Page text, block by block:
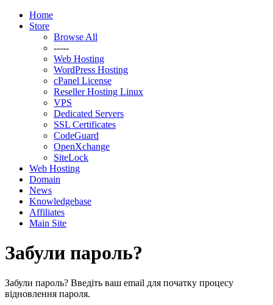
Home
Store
Browse All
-----
Web Hosting
WordPress Hosting
cPanel License
Reseller Hosting Linux
VPS
Dedicated Servers
SSL Certificates
CodeGuard
OpenXchange
SiteLock
Web Hosting
Domain
News
Knowledgebase
Affiliates
Main Site
Забули пароль?
Забули пароль? Введіть ваш email для початку процесу
відновлення пароля.